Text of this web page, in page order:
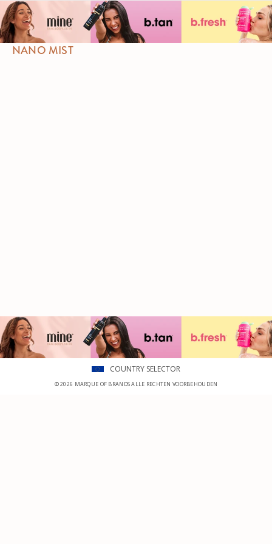
NANO MIST
COUNTRY SELECTOR
© 2026 MARQUE OF BRANDS ALLE RECHTEN VOORBEHOUDEN